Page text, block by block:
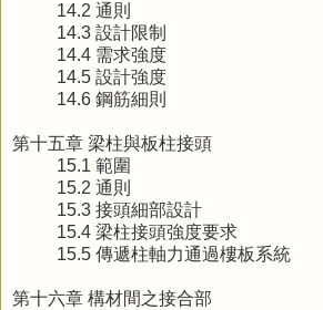
14.2 通則
14.3 設計限制
14.4 需求強度
14.5 設計強度
14.6 鋼筋細則
第十五章 梁柱與板柱接頭
15.1 範圍
15.2 通則
15.3 接頭細部設計
15.4 梁柱接頭強度要求
15.5 傳遞柱軸力通過樓板系統
第十六章 構材間之接合部